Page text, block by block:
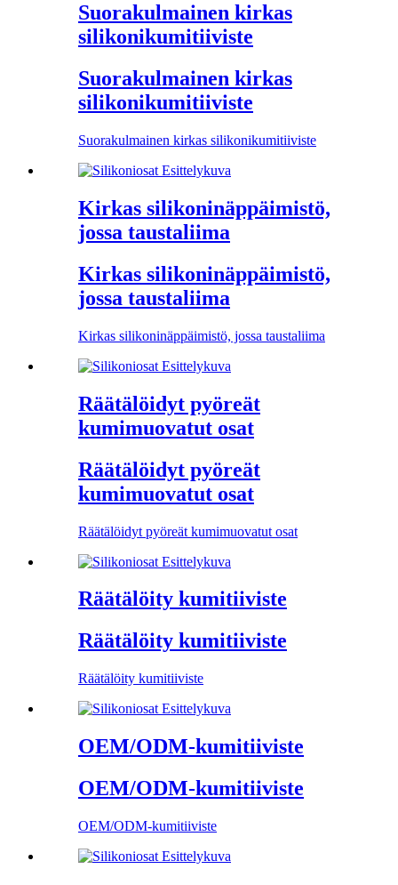
Suorakulmainen kirkas
silikonikumitiiviste
Suorakulmainen kirkas
silikonikumitiiviste
Suorakulmainen kirkas silikonikumitiiviste
Kirkas silikoninäppäimistö,
jossa taustaliima
Kirkas silikoninäppäimistö,
jossa taustaliima
Kirkas silikoninäppäimistö, jossa taustaliima
Räätälöidyt pyöreät
kumimuovatut osat
Räätälöidyt pyöreät
kumimuovatut osat
Räätälöidyt pyöreät kumimuovatut osat
Räätälöity kumitiiviste
Räätälöity kumitiiviste
Räätälöity kumitiiviste
OEM/ODM-kumitiiviste
OEM/ODM-kumitiiviste
OEM/ODM-kumitiiviste